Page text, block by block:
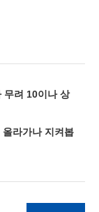
무려 10이나 상
올라가나 지켜봅